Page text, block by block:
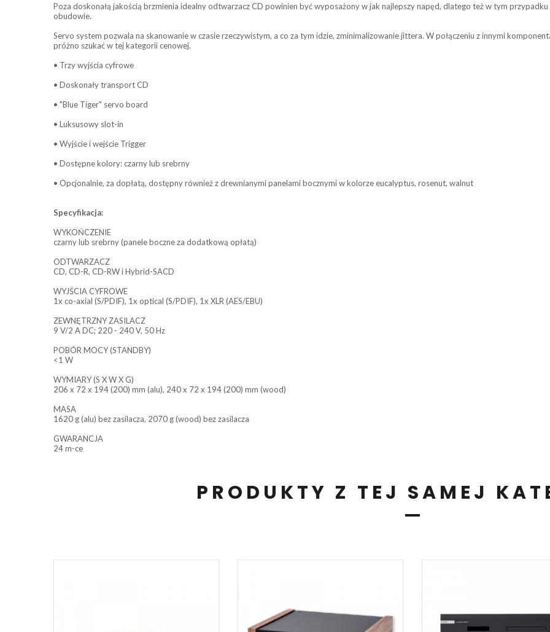
Poza doskonałą jakością brzmienia idealny odtwarzacz CD powinien być wyposażony w jak najlepszy napęd, dlatego też w tym
obudowie.
Servo system pozwala na skanowanie w czasie rzeczywistym, a co za tym idzie, zminimalizowanie jittera. W połączeniu z innymi
próżno szukać w tej kategorii cenowej.
• Trzy wyjścia cyfrowe
• Doskonały transport CD
• "Blue Tiger" servo board
• Luksusowy slot-in
• Wyjście i wejście Trigger
• Dostępne kolory: czarny lub srebrny
• Opcjonalnie, za dopłatą, dostępny również z drewnianymi panelami bocznymi w kolorze eucalyptus, rosenut, walnut
Specyfikacja:
WYKOŃCZENIE
czarny lub srebrny (panele boczne za dodatkową opłatą)
ODTWARZACZ
CD, CD-R, CD-RW i Hybrid-SACD
WYJŚCIA CYFROWE
1x co-axial (S/PDIF), 1x optical (S/PDIF), 1x XLR (AES/EBU)
ZEWNĘTRZNY ZASILACZ
9 V/2 A DC; 220 - 240 V, 50 Hz
POBÓR MOCY (STANDBY)
<1 W
WYMIARY (S X W X G)
206 x 72 x 194 (200) mm (alu), 240 x 72 x 194 (200) mm (wood)
MASA
1620 g (alu) bez zasilacza, 2070 g (wood) bez zasilacza
GWARANCJA
24 m-ce
PRODUKTY Z TEJ SAMEJ